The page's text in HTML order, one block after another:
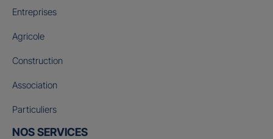
Entreprises
Agricole
Construction
Association
Particuliers
NOS SERVICES